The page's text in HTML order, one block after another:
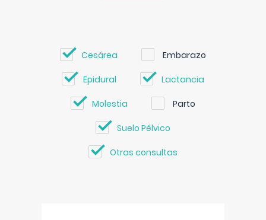
Cesárea Embarazo
Epidural Lactancia
Molestia Parto
Suelo Pélvico
Otras consultas